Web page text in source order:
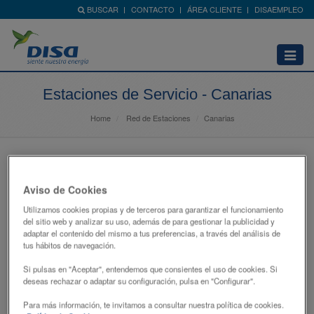
BUSCAR CONTACTO ÁREA CLIENTE DISAEMPLEO
Abrir
menú
Estaciones de Servicio - Canarias
Home Red de Estaciones Canarias
CL FUENTE DE LA TEJA, 2 MARGEN DCHO
28914 - LEGANÉS
MADRID
Productos
- Shell V-Power 98
Aviso de Cookies
Utilizamos cookies propias y de terceros para garantizar el funcionamiento
del sitio web y analizar su uso, además de para gestionar la publicidad y
adaptar el contenido del mismo a tus preferencias, a través del análisis de
tus hábitos de navegación.
Si pulsas en "Aceptar", entendemos que consientes el uso de cookies. Si
deseas rechazar o adaptar su configuración, pulsa en "Configurar".
Para más información, te invitamos a consultar nuestra política de cookies.